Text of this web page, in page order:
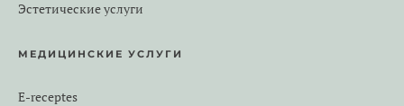
Эстетические услуги
МЕДИЦИНСКИЕ УСЛУГИ
E-receptes